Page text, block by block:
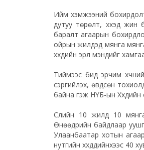
Ийм хэмжээний
дутуу төрөлт, хүүхэд
баралт агаарын
ойрын жилүүдэд мянга
хүүхдийн эрүүл мэндийг
Тиймээс бид эрчим
сэргийлэх, өвдсөн
байна гэж НҮБ-ын
Сүүлийн 10 жилд 10
Өнөөдрийн байдлаар
Улаанбаатар хотын
нутгийн хүүхдүүдийнхээс